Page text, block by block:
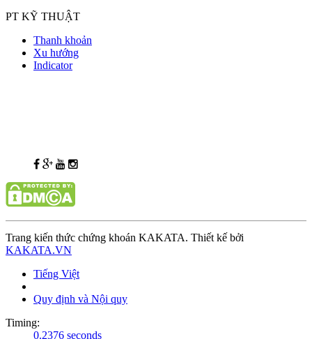
PT KỸ THUẬT
Thanh khoản
Xu hướng
Indicator
Trang kiến thức chứng khoán KAKATA. Thiết kế bởi
KAKATA.VN
Tiếng Việt
Quy định và Nội quy
Timing:
0.2376 seconds